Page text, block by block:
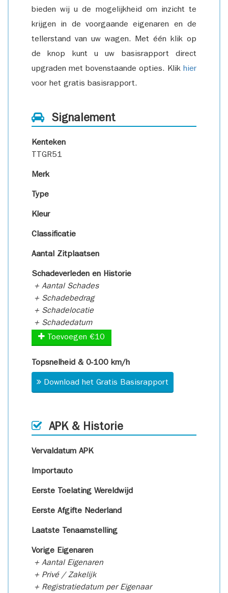
bieden wij u de mogelijkheid om inzicht te
krijgen in de voorgaande eigenaren en de
tellerstand van uw wagen. Met één klik op
de knop kunt u uw basisrapport direct
upgraden met bovenstaande opties. Klik hier
voor het gratis basisrapport.
Signalement
Kenteken
TTGR51
Merk
Type
Kleur
Classificatie
Aantal Zitplaatsen
Schadeverleden en Historie
+ Aantal Schades
+ Schadebedrag
+ Schadelocatie
+ Schadedatum
Toevoegen €10
Topsnelheid & 0-100 km/h
Download het Gratis Basisrapport
APK & Historie
Vervaldatum APK
Importauto
Eerste Toelating Wereldwijd
Eerste Afgifte Nederland
Laatste Tenaamstelling
Vorige Eigenaren
+ Aantal Eigenaren
+ Privé / Zakelijk
+ Registratiedatum per Eigenaar